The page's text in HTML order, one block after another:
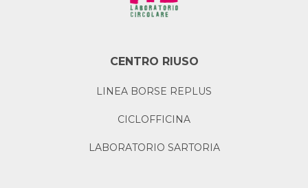
CENTRO RIUSO
LINEA BORSE REPLUS
CICLOFFICINA
LABORATORIO SARTORIA